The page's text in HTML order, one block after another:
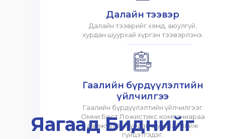
Далайн тээвэр
Далайн тээврийг хямд, аюулгүй,
хурдан шуурхай хүргэн тээвэрлэнэ.
Гаалийн бүрдүүлэлтийн
үйлчилгээ
Гаалийн бүрдүүлэлтийн үйлчилгээг
Омни Бест Ложистикс компаниараа
дамжуулан хурдан шуурхай хийж
гүйцэтгэдэг.
Яагаад Биднийг